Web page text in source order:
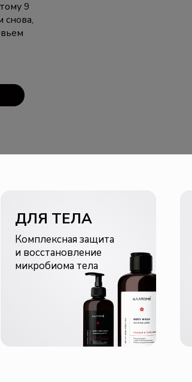
9
снова,
ДЛЯ ТЕЛА
Комплексная защита
и восстановление
микробиома тела